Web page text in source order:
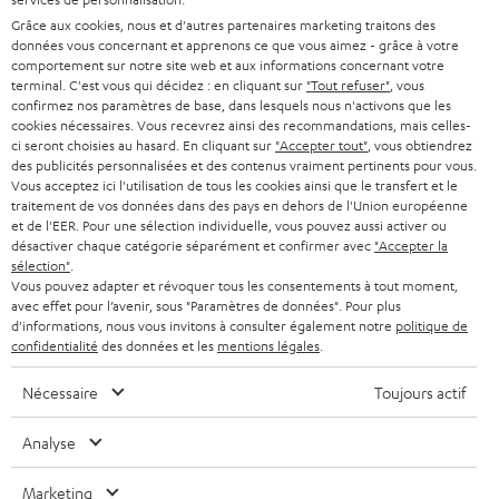
n
e
w
s
l
e
t
t
e
r
STEREO
SMART HOME
BLUETOOTH
CASQUES AUDIO
CASQUES BLUETOOTH AUDIO
SYSTEMES COMPLETS
ENCEINTES
ULTIMA
ÉCOUTEURS INTRA-AURICULAIRES
FANSHOP
PRESSE
B2B
NEWSLETTER
MAGASINS
AVANTAGES D’ACHAT
L’HISTOIRE DE TEUFEL
AUTRICHE
SUISSE
PAYS-BAS
BELGIQUE
FRANCE
POLOGNE
ITALIE
Sous réserve de modifications techniques, de fautes de frappe et d’autres
erreurs. Les accessoires figurant sur l’image ne font pas partie du contenu de
Grâce aux cookies, nous et d'autres partenaires marketing traitons des
données vous concernant et apprenons ce que vous aimez - grâce à votre
comportement sur notre site web et aux informations concernant votre
terminal. C'est vous qui décidez : en cliquant sur "Tout refuser" , vous
confirmez nos paramètres de base, dans lesquels nous n'activons que les
cookies nécessaires. Vous recevrez ainsi des recommandations, mais celles-
ci seront choisies au hasard. En cliquant sur "Accepter tout" , vous obtiendrez
des publicités personnalisées et des contenus vraiment pertinents pour vous.
Vous acceptez ici l'utilisation de tous les cookies ainsi que le transfert et le
traitement de vos données dans des pays en dehors de l'Union européenne
et de l'EER. Pour une sélection individuelle, vous pouvez aussi activer ou
désactiver chaque catégorie séparément et confirmer avec "Accepter la
sélection"
Vous pouvez adapter et révoquer tous les consentements à tout moment,
avec effet pour l’avenir, sous "Paramètres de données". Pour plus
d'informations, nous vous invitons à consulter également notre politique de
confidentialité des données et les mentions légales
Nécessaire Toujours actif
Analyse
Marketing